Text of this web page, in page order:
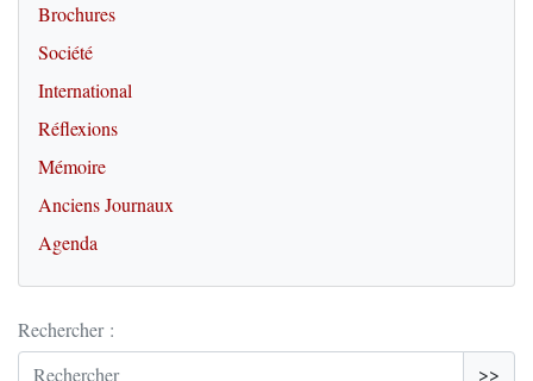
Brochures
Société
International
Réflexions
Mémoire
Anciens Journaux
Agenda
Rechercher :
>>